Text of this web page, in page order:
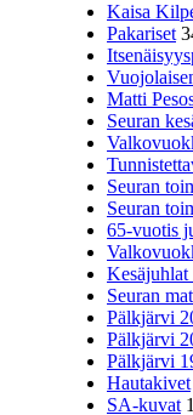
Kaisa
Pakariset
Matti
Seuran
Seuran
Seuran
65-vuotis
Kesäjuhlat
Seuran
Pälkjärvi
Pälkjärvi
Pälkjärvi
Hautakivet
SA-kuvat